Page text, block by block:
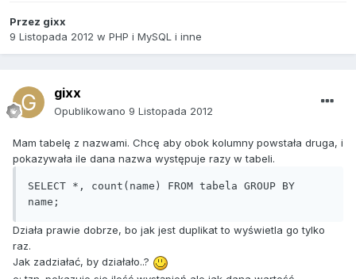
Przez gixx
9 Listopada 2012 w PHP i MySQL i inne
gixx
Opublikowano 9 Listopada 2012
Mam tabelę z nazwami. Chcę aby obok kolumny powstała druga, i
pokazywała ile dana nazwa występuje razy w tabeli.
SELECT *, count(name) FROM tabela GROUP BY
Działa prawie dobrze, bo jak jest duplikat to wyświetla go tylko
raz.
Jak zadziałać, by działało..?